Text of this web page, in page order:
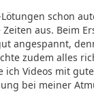
schon
aus. Beim
angespannt,
zudem alles
ich Videos mit
bei meiner